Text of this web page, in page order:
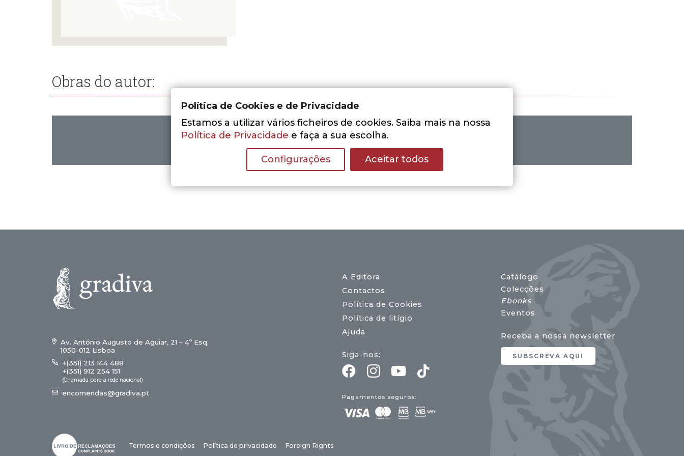
Obras do autor:
Nenhum resultado encontrado.
Av. António Augusto de Aguiar, 21 – 4º Esq.
1050-012 Lisboa
+(351) 213 144 488
+(351) 912 254 151
(Chamada para a rede nacional)
encomendas@gradiva.pt
A Editora
Contactos
Política de Cookies
Política de litígio
Ajuda
Siga-nos:
Pagamentos seguros:
Catálogo
Colecções
Ebooks
Eventos
Receba a nossa newsletter
SUBSCREVA AQUI
Termos e condições Política de privacidade Foreign Rights
Política de Cookies e de Privacidade
Estamos a utilizar vários ficheiros de cookies. Saiba mais na nossa
Política de Privacidade e faça a sua escolha.
Configurações Aceitar todos